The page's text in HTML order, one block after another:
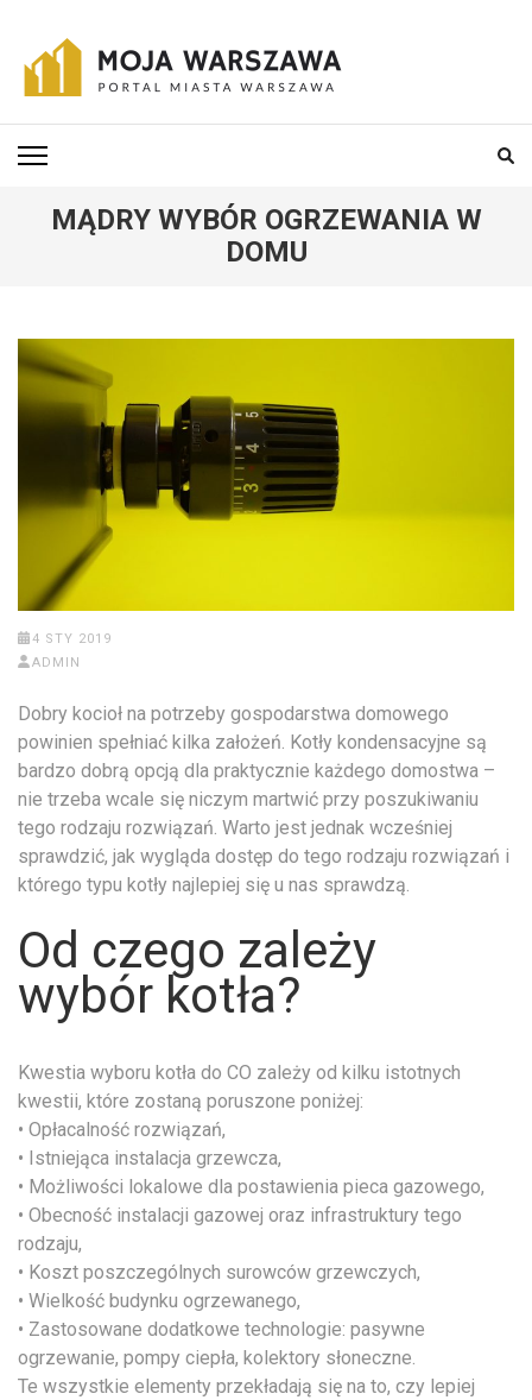
content
(Press
Enter)
MOJA-WARSZAWA
MĄDRY WYBÓR OGRZEWANIA W
DOMU
4 STY 2019
ADMIN
Dobry kocioł na potrzeby gospodarstwa domowego
powinien spełniać kilka założeń. Kotły kondensacyjne są
bardzo dobrą opcją dla praktycznie każdego domostwa –
nie trzeba wcale się niczym martwić przy poszukiwaniu
tego rodzaju rozwiązań. Warto jest jednak wcześniej
sprawdzić, jak wygląda dostęp do tego rodzaju rozwiązań i
którego typu kotły najlepiej się u nas sprawdzą.
Od czego zależy
wybór kotła?
Kwestia wyboru kotła do CO zależy od kilku istotnych
kwestii, które zostaną poruszone poniżej:
• Opłacalność rozwiązań,
• Istniejąca instalacja grzewcza,
• Możliwości lokalowe dla postawienia pieca gazowego,
• Obecność instalacji gazowej oraz infrastruktury tego
rodzaju,
• Koszt poszczególnych surowców grzewczych,
• Wielkość budynku ogrzewanego,
• Zastosowane dodatkowe technologie: pasywne
ogrzewanie, pompy ciepła, kolektory słoneczne.
Te wszystkie elementy przekładają się na to, czy lepiej